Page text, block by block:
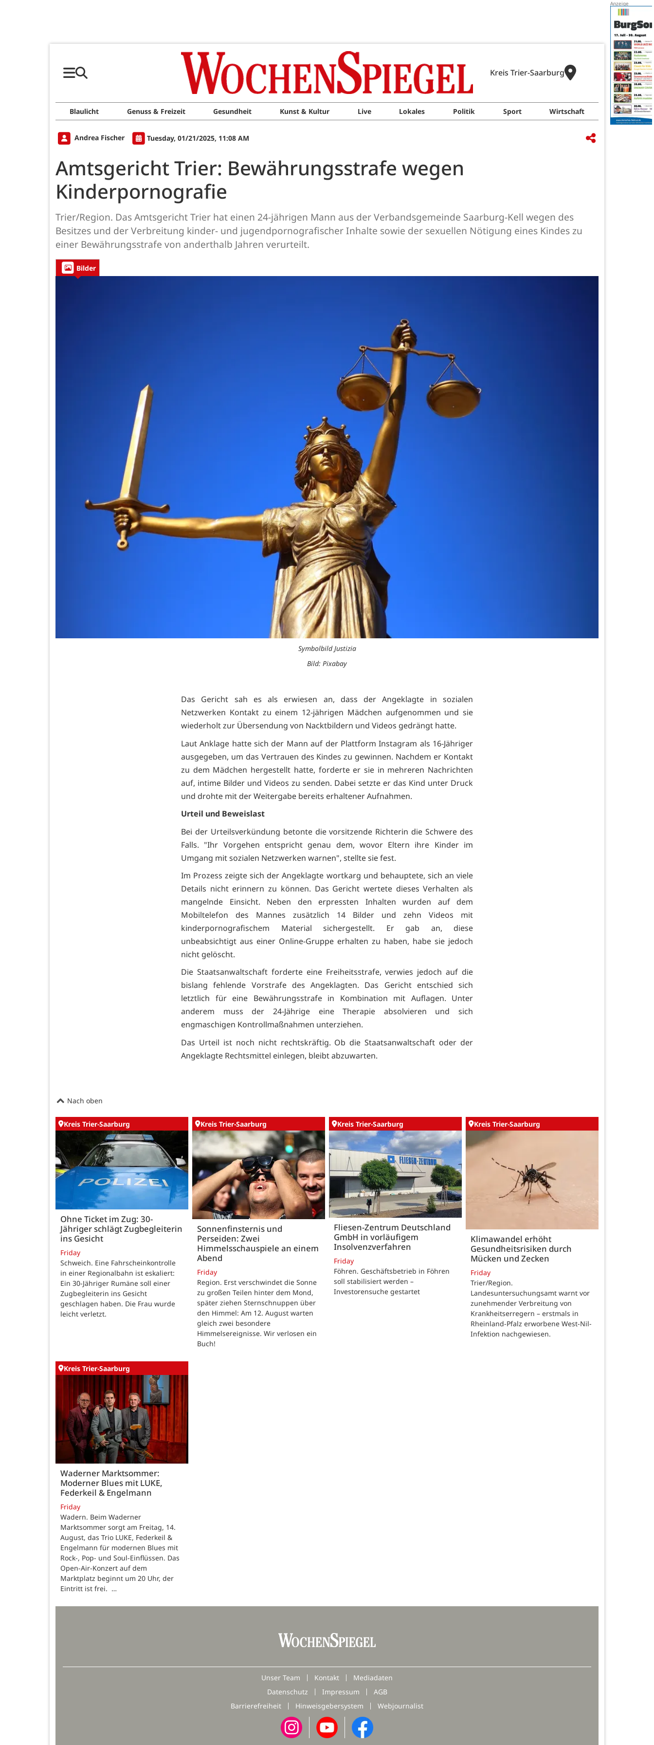
Kreis Trier-Saarburg
Blaulicht Genuss & Freizeit Gesundheit Kunst & Kultur Live Lokales Politik Sport Wirtschaft
Andrea Fischer Tuesday, 01/21/2025, 11:08 AM
Amtsgericht Trier: Bewährungsstrafe wegen
Kinderpornografie
Trier/Region. Das Amtsgericht Trier hat einen 24-jährigen Mann aus der Verbandsgemeinde Saarburg-Kell wegen des
Besitzes und der Verbreitung kinder- und jugendpornografischer Inhalte sowie der sexuellen Nötigung eines Kindes zu
einer Bewährungsstrafe von anderthalb Jahren verurteilt.
Bilder
Symbolbild Justizia
Bild: Pixabay
Das Gericht sah es als erwiesen an, dass der Angeklagte in sozialen
Netzwerken Kontakt zu einem 12-jährigen Mädchen aufgenommen und sie
wiederholt zur Übersendung von Nacktbildern und Videos gedrängt hatte.
Laut Anklage hatte sich der Mann auf der Plattform Instagram als 16-Jähriger
ausgegeben, um das Vertrauen des Kindes zu gewinnen. Nachdem er Kontakt
zu dem Mädchen hergestellt hatte, forderte er sie in mehreren Nachrichten
auf, intime Bilder und Videos zu senden. Dabei setzte er das Kind unter Druck
und drohte mit der Weitergabe bereits erhaltener Aufnahmen.
Urteil und Beweislast
Bei der Urteilsverkündung betonte die vorsitzende Richterin die Schwere des
Falls. "Ihr Vorgehen entspricht genau dem, wovor Eltern ihre Kinder im
Umgang mit sozialen Netzwerken warnen", stellte sie fest.
Im Prozess zeigte sich der Angeklagte wortkarg und behauptete, sich an viele
Details nicht erinnern zu können. Das Gericht wertete dieses Verhalten als
mangelnde Einsicht. Neben den erpressten Inhalten wurden auf dem
Mobiltelefon des Mannes zusätzlich 14 Bilder und zehn Videos mit
kinderpornografischem Material sichergestellt. Er gab an, diese
unbeabsichtigt aus einer Online-Gruppe erhalten zu haben, habe sie jedoch
nicht gelöscht.
Die Staatsanwaltschaft forderte eine Freiheitsstrafe, verwies jedoch auf die
bislang fehlende Vorstrafe des Angeklagten. Das Gericht entschied sich
letztlich für eine Bewährungsstrafe in Kombination mit Auflagen. Unter
anderem muss der 24-Jährige eine Therapie absolvieren und sich
engmaschigen Kontrollmaßnahmen unterziehen.
Das Urteil ist noch nicht rechtskräftig. Ob die Staatsanwaltschaft oder der
Angeklagte Rechtsmittel einlegen, bleibt abzuwarten.
Nach oben
Kreis Trier-Saarburg
Ohne Ticket im Zug: 30-
Jähriger schlägt Zugbegleiterin
ins Gesicht
Friday
Schweich. Eine Fahrscheinkontrolle
in einer Regionalbahn ist eskaliert:
Ein 30-Jähriger Rumäne soll einer
Zugbegleiterin ins Gesicht
geschlagen haben. Die Frau wurde
leicht verletzt.
Kreis Trier-Saarburg
Sonnenfinsternis und
Perseiden: Zwei
Himmelsschauspiele an einem
Abend
Friday
Region. Erst verschwindet die Sonne
zu großen Teilen hinter dem Mond,
später ziehen Sternschnuppen über
den Himmel: Am 12. August warten
gleich zwei besondere
Himmelsereignisse. Wir verlosen ein
Buch!
Kreis Trier-Saarburg
Fliesen-Zentrum Deutschland
GmbH in vorläufigem
Insolvenzverfahren
Friday
Föhren. Geschäftsbetrieb in Föhren
soll stabilisiert werden –
Investorensuche gestartet
Kreis Trier-Saarburg
Klimawandel erhöht
Gesundheitsrisiken durch
Mücken und Zecken
Friday
Trier/Region.
Landesuntersuchungsamt warnt vor
zunehmender Verbreitung von
Krankheitserregern – erstmals in
Rheinland-Pfalz erworbene West-Nil-
Infektion nachgewiesen.
Kreis Trier-Saarburg
Waderner Marktsommer:
Moderner Blues mit LUKE,
Federkeil & Engelmann
Friday
Wadern. Beim Waderner
Marktsommer sorgt am Freitag, 14.
August, das Trio LUKE, Federkeil &
Engelmann für modernen Blues mit
Rock-, Pop- und Soul-Einflüssen. Das
Open-Air-Konzert auf dem
Marktplatz beginnt um 20 Uhr, der
Eintritt ist frei. …
Unser Team Kontakt
Mediadaten
Datenschutz
Impressum
AGB
Barrierefreiheit
Hinweisgebersystem Webjournalist